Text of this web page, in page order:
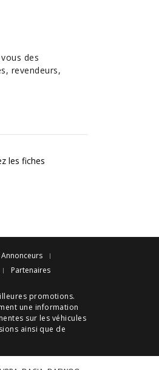
des
revendeurs,
les fiches
Annonceurs
Partenaires
promotions.
une information
sur les véhicules
ainsi que de